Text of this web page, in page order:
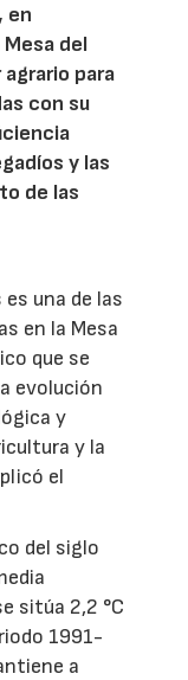
en
del
para
con su
y las
de las
una de las
en la Mesa
que se
evolución
y
y la
el
del siglo
sitúa 2,2 °C
1991-
a